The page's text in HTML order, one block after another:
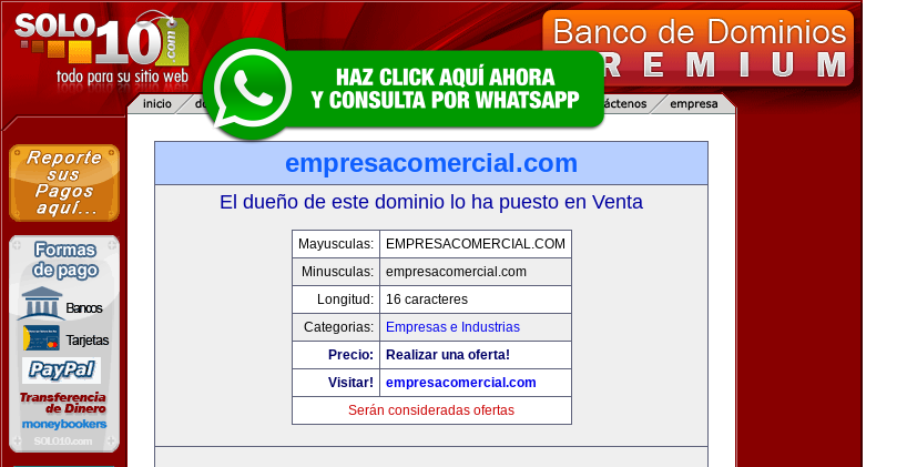
empresacomercial.com
El dueño de este dominio lo ha puesto en Venta
Mayusculas:
EMPRESACOMERCIAL.COM
Minusculas:
empresacomercial.com
Longitud:
16 caracteres
Categorias:
Empresas e Industrias
Precio:
Realizar una oferta!
Visitar!
empresacomercial.com
Serán consideradas ofertas